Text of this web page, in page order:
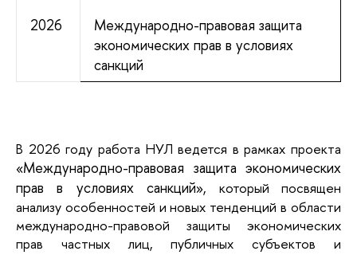
2026
Международно-правовая защита
экономических прав в условиях
санкций
В 2026 году работа НУЛ ведется в рамках проекта
«Международно-правовая защита экономических
прав в условиях санкций», который посвящен
анализу особенностей и новых тенденций в области
международно-правовой защиты экономических
прав частных лиц, публичных субъектов и